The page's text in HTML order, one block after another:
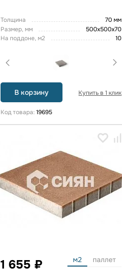
Толщина
70 мм
Размер, мм
500х500х70
На поддоне, м2
10
В корзину Купить в 1 клик
Код товара:19695
1 655 ₽ м2 паллет